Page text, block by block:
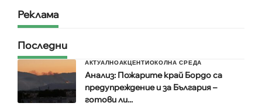
Реклама
Последни
АКТУАЛНОАКЦЕНТИОКОЛНА СРЕДА
Анализ: Пожарите край Бордо са
предупреждение и за България –
готови ли...